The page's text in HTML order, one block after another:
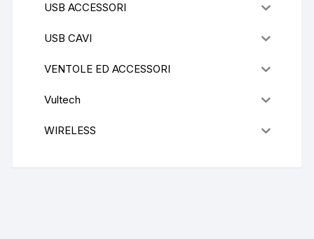
USB ACCESSORI
USB CAVI
VENTOLE ED ACCESSORI
Vultech
WIRELESS